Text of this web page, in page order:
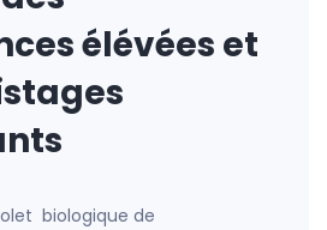
élévées et
biologique de